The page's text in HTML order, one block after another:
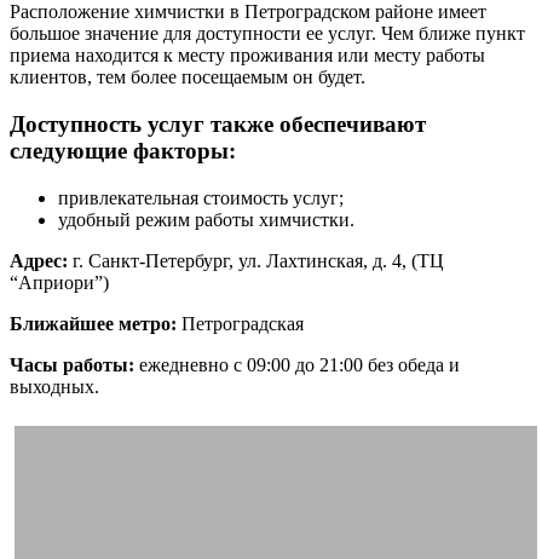
Расположение химчистки в Петроградском районе имеет
большое значение для доступности ее услуг. Чем ближе пункт
приема находится к месту проживания или месту работы
клиентов, тем более посещаемым он будет.
Доступность услуг также обеспечивают
следующие факторы:
привлекательная стоимость услуг;
удобный режим работы химчистки.
Адрес: г. Санкт-Петербург, ул. Лахтинская, д. 4, (ТЦ
“Априори”)
Ближайшее метро: Петроградская
Часы работы: ежедневно с 09:00 до 21:00 без обеда и
выходных.